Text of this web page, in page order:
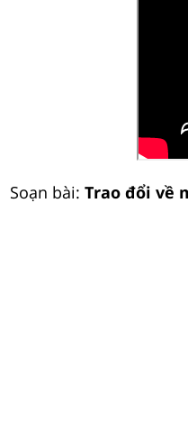
Soạn bài: Trao đổi về